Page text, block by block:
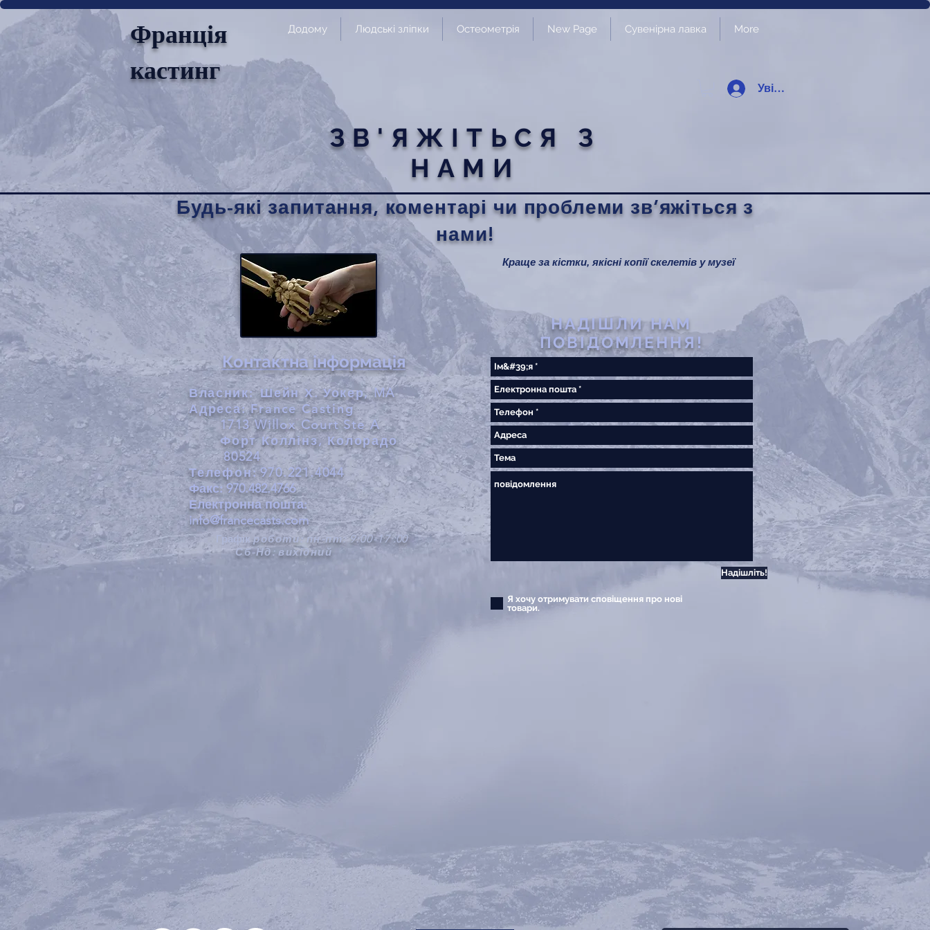
Франція
кастинг
Додому Людські зліпки Остеометрія New Page Сувенірна лавка More
Увійти
ЗВ'ЯЖІТЬСЯ З
НАМИ
Будь-які запитання, коментарі чи проблеми зв’яжіться з
нами!
Контактна інформація
Власник: Шейн Х. Уокер, MA
Адреса:France Casting
1713 Willox Court Ste A
Форт Коллінз, Колорадо
80524
Телефон: 970.221.4044
Факс: 970.482.4766
Електронна пошта:
info@francecasts.com
Графікроботи: пн-пт: 9:00-17:00
Сб-Нд: вихідний
Краще за кістки, якісні копії скелетів у музеї
НАДІШЛИ НАМ
ПОВІДОМЛЕННЯ!
Я хочу отримувати сповіщення про нові
товари.
Надішліть!